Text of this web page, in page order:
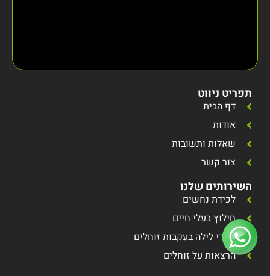
תפריט ניווט
דף הבית
אודות
שאלות ותשובות
צור קשר
השירותים שלנו
לכידת נחשים
חילוץ בעלי חיים
סיורי לילה בעקבות זוחלים
הרצאות על זוחלים